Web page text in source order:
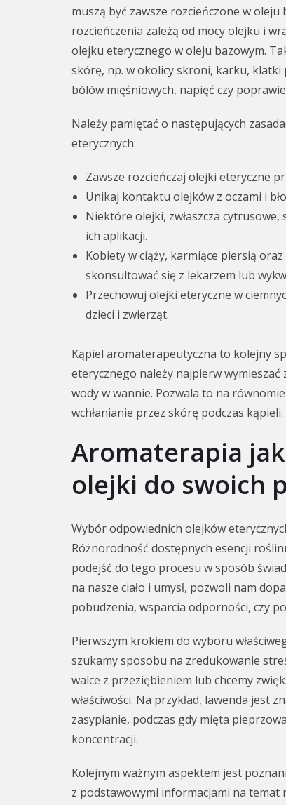
muszą być zawsze rozcieńczone w
rozcieńczenia zależą od mocy olejku i
olejku eterycznego w oleju bazowym.
skórę, np. w okolicy skroni, karku, klatki
bólów mięśniowych, napięć czy
Należy pamiętać o następujących
eterycznych:
Zawsze rozcieńczaj olejki eteryczne
Unikaj kontaktu olejków z oczami i
Niektóre olejki, zwłaszcza
ich aplikacji.
Kobiety w ciąży, karmiące piersią
skonsultować się z lekarzem lub
Przechowuj olejki eteryczne w
dzieci i zwierząt.
Kąpiel aromaterapeutyczna to kolejny
eterycznego należy najpierw wymieszać
wody w wannie. Pozwala to na
wchłanianie przez skórę podczas
Aromaterapia
olejki do swoich
Wybór odpowiednich olejków
Różnorodność dostępnych esencji
podejść do tego procesu w sposób
na nasze ciało i umysł, pozwoli nam
pobudzenia, wsparcia odporności, czy
Pierwszym krokiem do wyboru
szukamy sposobu na zredukowanie
walce z przeziębieniem lub chcemy
właściwości. Na przykład, lawenda jest
zasypianie, podczas gdy mięta
koncentracji.
Kolejnym ważnym aspektem jest
z podstawowymi informacjami na temat